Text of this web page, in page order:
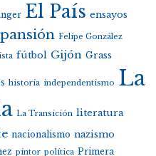
El País ensayos
Felipe González
fútbol Gijón Grass
historia independentismo La
La Transición literatura
nacionalismo nazismo
pintor política Primera